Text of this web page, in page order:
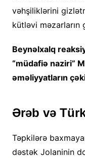
vəhşiliklərini
kütləvi
Beynəlxalq
“müdafiə naziri”
əməliyyatların
Ərəb və
Təpkilərə
dəstək Jolaninin